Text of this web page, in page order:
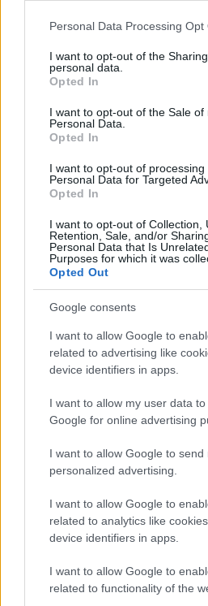
Please note that this website/app
not limited to your visit or usage
grant or deny consent to Google
use your data for below specified
consent section.
Personal Data Processing Opt
I want to opt-out of the
personal data.
Opted In
I want to opt-out of the Sale of
Personal Data.
Opted In
I want to opt-out of processing
Personal Data for Targeted
Opted In
I want to opt-out of Collection,
Retention, Sale, and/or
Personal Data that Is
Purposes for which it was
Opted Out
Google consents
I want to allow Google to
related to advertising like
device identifiers in apps.
I want to allow my user data
Google for online advertising
I want to allow Google to send
personalized advertising.
I want to allow Google to
related to analytics like
device identifiers in apps.
I want to allow Google to
related to functionality of the
Petrolio in calo: Brent a 91,82$,
Andrea Innocenti · 5 Ago 2026
NEWS
La macchina usata più affidabile: un
ponderazione
QUOTAZIONI CRYPTO
Nome
Eureka Bridged PAX